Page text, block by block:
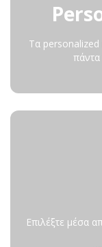
Τα personalized
Επιλέξτε μέσα